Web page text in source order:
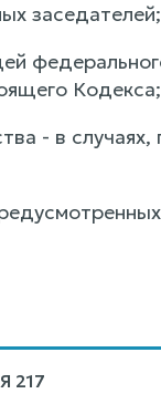
заседателей;
Кодекса;
- в
217